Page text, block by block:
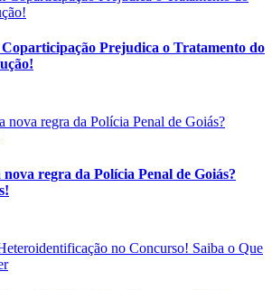
Coparticipação Prejudica o Tratamento do
regra da Polícia Penal de Goiás?